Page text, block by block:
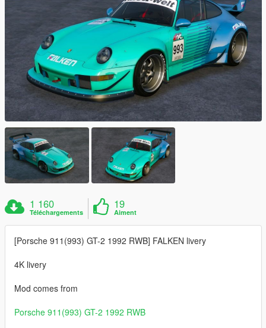
1 160
Téléchargements
19
Aiment
[Porsche 911(993) GT-2 1992 RWB] FALKEN livery
4K livery
Mod comes from
Porsche 911(993) GT-2 1992 RWB